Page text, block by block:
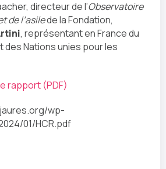
directeur de l’Observatoire
de l’asilede la Fondation,
, représentant en France du
des Nations unies pour les
rapport (PDF)
wp-
01/HCR.pdf